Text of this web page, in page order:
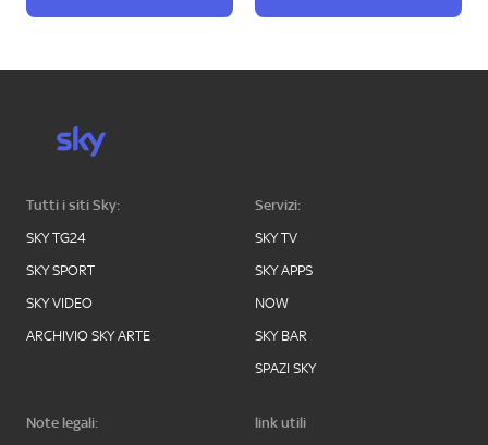
Tutti i siti Sky:
SKY TG24
SKY SPORT
SKY VIDEO
ARCHIVIO SKY ARTE
Servizi:
SKY TV
SKY APPS
NOW
SKY BAR
SPAZI SKY
Note legali:
link utili